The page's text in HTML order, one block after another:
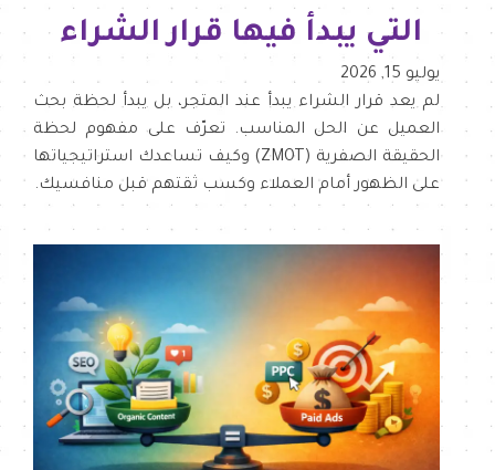
التي يبدأ فيها قرار الشراء
يوليو 15, 2026
لم يعد قرار الشراء يبدأ عند المتجر، بل يبدأ لحظة بحث
العميل عن الحل المناسب. تعرّف على مفهوم لحظة
الحقيقة الصفرية (ZMOT) وكيف تساعدك استراتيجياتها
على الظهور أمام العملاء وكسب ثقتهم قبل منافسيك.